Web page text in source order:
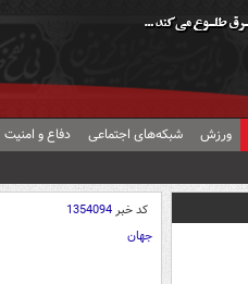
ورزش شبکه‌های اجتماعی دفاع و امنیت
کد خبر1354094
جهان